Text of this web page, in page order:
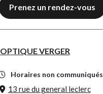
Prenez un rendez-vous
OPTIQUE VERGER
Horaires non communiqués
13 rue du general leclerc